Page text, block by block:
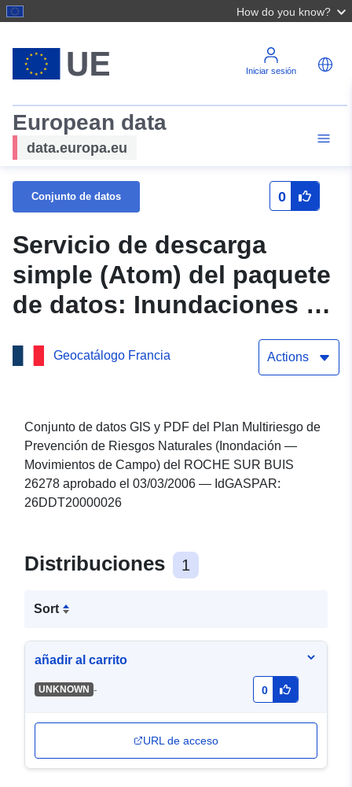
How do you know?
Iniciar sesión
European data
data.europa.eu
Conjunto de datos 0
Servicio de descarga
simple (Atom) del paquete
de datos: Inundaciones de
PPRN y movimiento de
campo — Municipio de LA
aprobado el 03/03/2006
Geocatálogo Francia Actions
Conjunto de datos GIS y PDF del Plan Multiriesgo de
Prevención de Riesgos Naturales (Inondación —
Movimientos de Campo) del ROCHE SUR BUIS
26278 aprobado el 03/03/2006 — IdGASPAR:
26DDT20000026
Distribuciones 1
Sort
añadir al carrito
UNKNOWN - 0
URL de acceso